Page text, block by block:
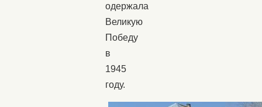
одержала
Великую
Победу
в
1945
году.